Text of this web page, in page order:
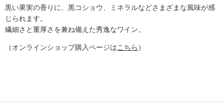
黒い果実の香りに、黒コショウ、ミネラルなどさまざまな風味が感
じられます。
繊細さと重厚さを兼ね備えた秀逸なワイン。
（オンラインショップ購入ページはこちら ）